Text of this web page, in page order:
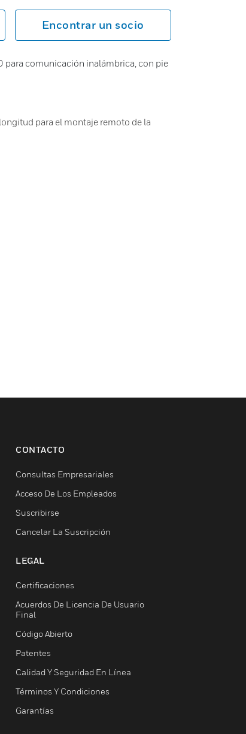
Encontrar un socio
para comunicación inalámbrica, con pie
para el montaje remoto de la
CONTACTO
Consultas Empresariales
Acceso De Los Empleados
Suscribirse
Cancelar La Suscripción
LEGAL
Certificaciones
Acuerdos De Licencia De Usuario
Final
Código Abierto
Patentes
Calidad Y Seguridad En Línea
Términos Y Condiciones
Garantías